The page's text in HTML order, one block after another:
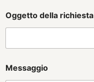
Oggetto della richiesta
Messaggio